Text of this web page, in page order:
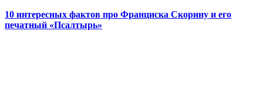
10 интересных фактов про Франциска Скорину и его
печатный «Псалтырь»